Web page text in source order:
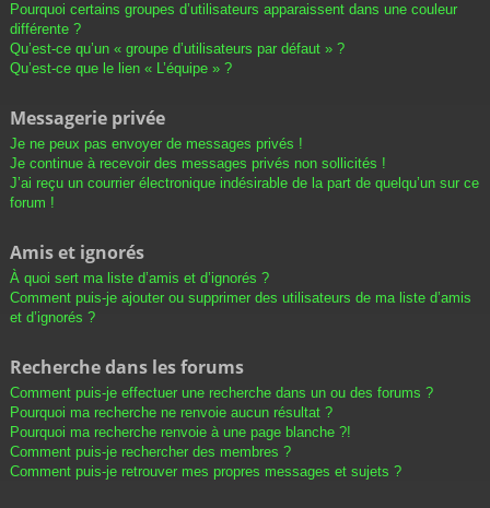
Pourquoi certains groupes d’utilisateurs apparaissent dans une couleur
différente ?
Qu’est-ce qu’un « groupe d’utilisateurs par défaut » ?
Qu’est-ce que le lien « L’équipe » ?
Messagerie privée
Je ne peux pas envoyer de messages privés !
Je continue à recevoir des messages privés non sollicités !
J’ai reçu un courrier électronique indésirable de la part de quelqu’un sur ce
forum !
Amis et ignorés
À quoi sert ma liste d’amis et d’ignorés ?
Comment puis-je ajouter ou supprimer des utilisateurs de ma liste d’amis
et d’ignorés ?
Recherche dans les forums
Comment puis-je effectuer une recherche dans un ou des forums ?
Pourquoi ma recherche ne renvoie aucun résultat ?
Pourquoi ma recherche renvoie à une page blanche ?!
Comment puis-je rechercher des membres ?
Comment puis-je retrouver mes propres messages et sujets ?